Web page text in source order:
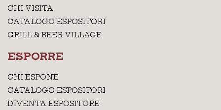
CHI VISITA
CATALOGO ESPOSITORI
GRILL & BEER VILLAGE
ESPORRE
CHI ESPONE
CATALOGO ESPOSITORI
DIVENTA ESPOSITORE